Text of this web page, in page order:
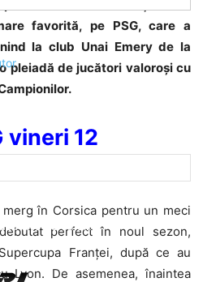
dvs de email.
favorită, pe PSG, care a
la club Unai Emery de la
pleiadă de jucători valoroși cu
vineri 12
merg în Corsica pentru un meci
perfect în noul sezon,
Franței, după ce au
Lyon. De asemenea, înaintea